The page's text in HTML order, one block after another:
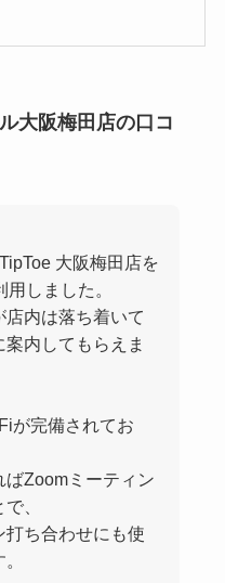
大阪梅田店の口コ
大阪梅田店を
しました。
内は落ち着いて
内してもらえま
が完備されてお
ばZoomミーティン
、
ち合わせにも使